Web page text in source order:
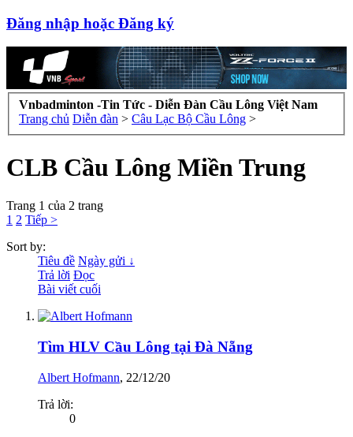
Đăng nhập hoặc Đăng ký
Vnbadminton -Tin Tức - Diễn Đàn Cầu Lông Việt Nam
Trang chủ Diễn đàn > Câu Lạc Bộ Cầu Lông >
CLB Cầu Lông Miền Trung
Trang 1 của 2 trang
1 2 Tiếp >
Sort by:
Tiêu đề Ngày gửi ↓
Trả lời Đọc
Bài viết cuối
Tìm HLV Cầu Lông tại Đà Nẵng
Albert Hofmann, 22/12/20
Trả lời:
0